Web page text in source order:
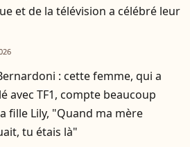
et de la télévision a célébré leur
: cette femme, qui a
avec TF1, compte beaucoup
fille Lily, "Quand ma mère
tu étais là"